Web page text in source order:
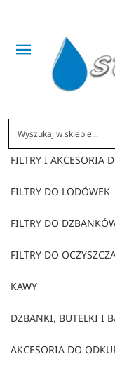
FILTRY I AKCESORIA
FILTRY DO LODÓWEK
FILTRY DO
FILTRY DO
KAWY
DZBANKI, BUTELKI I
AKCESORIA DO